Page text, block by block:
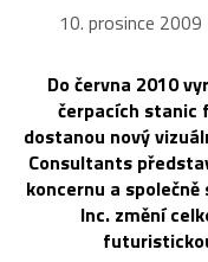
10. prosince 2009
Do června 2010
čerpacích stanic
dostanou nový
Consultants
koncernu a
Inc. změní